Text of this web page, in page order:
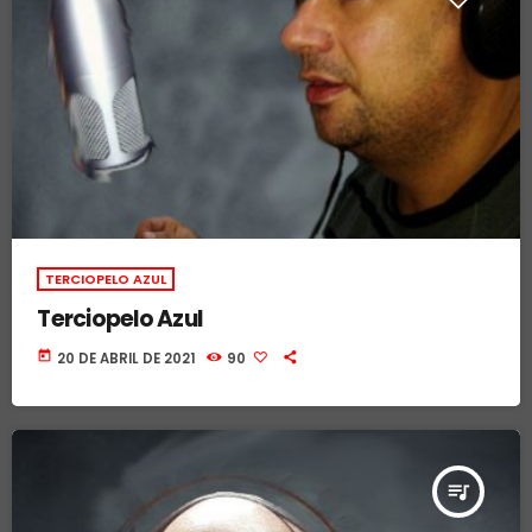
TERCIOPELO AZUL
Terciopelo Azul
today 20 DE ABRIL DE 2021 90
queue_music